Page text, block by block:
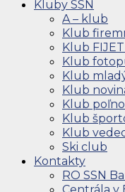
Kluby SSN
A – klub
Klub
Klub
Klub
Klub
Klub
Klub
Klub
Klub
Ski club
Kontakty
RO SSN